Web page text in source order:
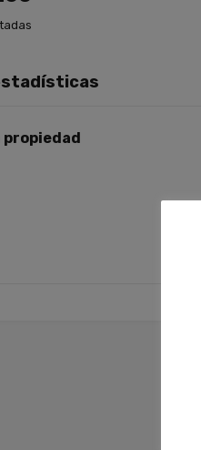
propiedad